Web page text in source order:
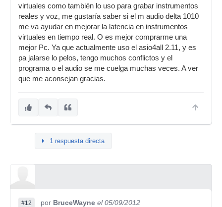
virtuales como también lo uso para grabar instrumentos
reales y voz, me gustaría saber si el m audio delta 1010
me va ayudar en mejorar la latencia en instrumentos
virtuales en tiempo real. O es mejor comprarme una
mejor Pc. Ya que actualmente uso el asio4all 2.11, y es
pa jalarse lo pelos, tengo muchos conflictos y el
programa o el audio se me cuelga muchas veces. A ver
que me aconsejan gracias.
1 respuesta directa
#12 por BruceWayne el 05/09/2012